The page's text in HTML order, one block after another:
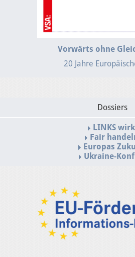
Vorwärts ohne
20 Jahre
Dossiers
LINKS
Fair
Europas
Ukraine-